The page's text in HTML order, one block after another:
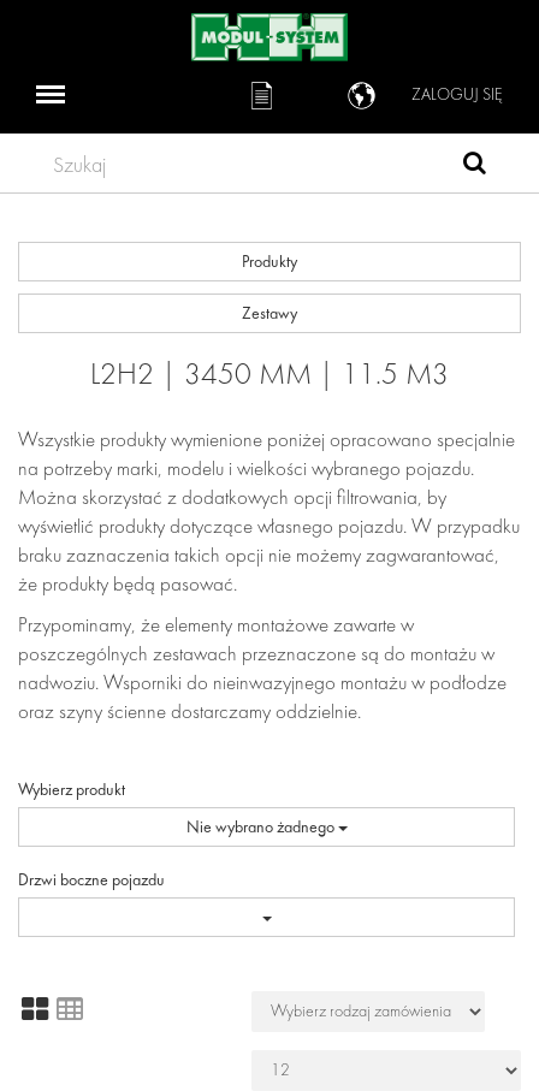
ZALOGUJ SIĘ
Szukaj
Produkty
Zestawy
L2H2 | 3450 MM | 11.5 M3
Wszystkie produkty wymienione poniżej opracowano specjalnie
na potrzeby marki, modelu i wielkości wybranego pojazdu.
Można skorzystać z dodatkowych opcji filtrowania, by
wyświetlić produkty dotyczące własnego pojazdu. W przypadku
braku zaznaczenia takich opcji nie możemy zagwarantować,
że produkty będą pasować.
Przypominamy, że elementy montażowe zawarte w
poszczególnych zestawach przeznaczone są do montażu w
nadwoziu. Wsporniki do nieinwazyjnego montażu w podłodze
oraz szyny ścienne dostarczamy oddzielnie.
Wybierz produkt
Nie wybrano żadnego
Drzwi boczne pojazdu